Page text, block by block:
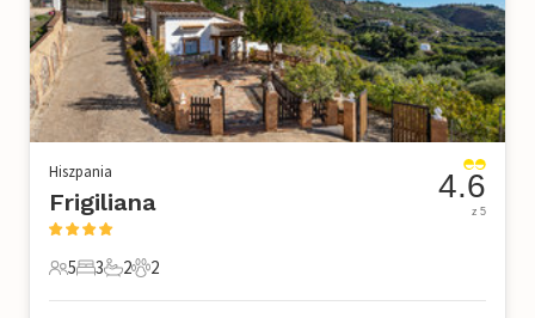
Hiszpania
Frigiliana
5 Goście
5
3 Sypialnie
3
2 Łazienki
2
2 Zwierzęta domowe
2
4.6
z 5